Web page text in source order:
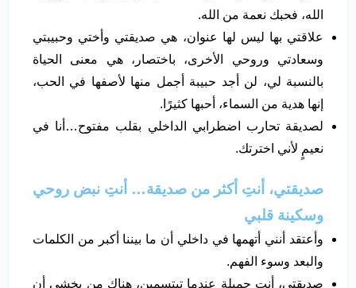
الله، فحبك نعمة من الله.
علاقتي بها ليس لها عنوان، هي صديقتي وأختي وحبيبتي
وسعادتي وروحي الأخرى، باختصار، هي معنى الحياة
بالنسبة لي، لن أجد حبيبة أجمل منها لأصفها في الحب،
إنها هدية من السماء، أحبها كثيرًا.
لصديقة تحارب اضطرابي الداخلي بقلب مفتوح…أنا في
نعيمٍ لأني اخترتك.
صديقتي، أنتِ أكثر من صديقة… أنتِ نبض روحي
وسكينة قلبي
وأعتقد أنني أتهمها في داخلي أن ما بيننا أكبر من الكلمات
والبعد وسوء الفهم.
صديقتي، أنتِ جميلة عندما تبتسمين، هناك من يخشى أن